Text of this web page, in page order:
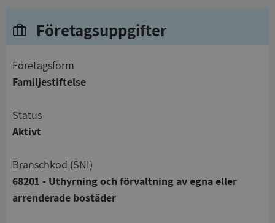
Företagsuppgifter
företagsform
Familjestiftelse
status
Aktivt
branschkod (SNI)
68201 - Uthyrning och förvaltning av egna eller
arrenderade bostäder